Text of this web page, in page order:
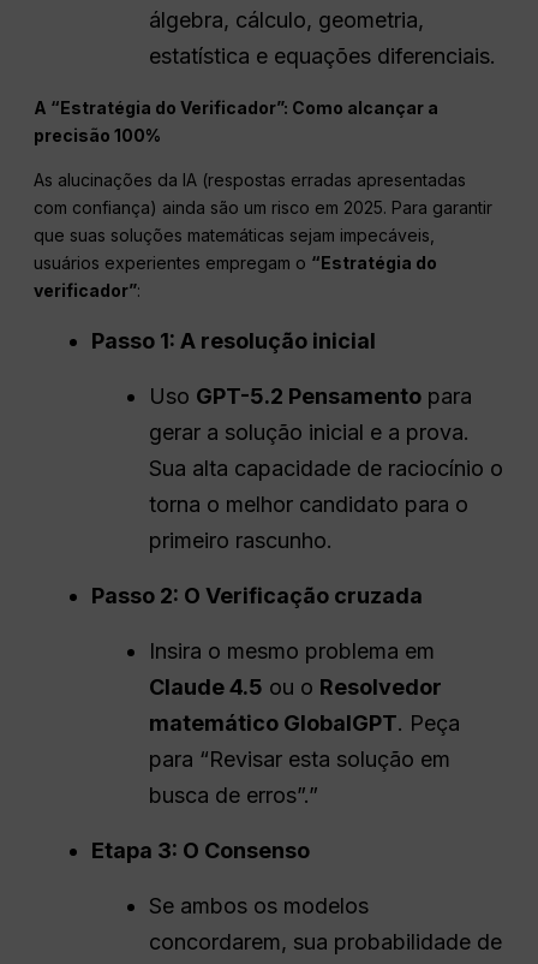
álgebra, cálculo, geometria,
estatística e equações diferenciais.
A “Estratégia do Verificador”: Como alcançar a
precisão 100%
As alucinações da IA (respostas erradas apresentadas
com confiança) ainda são um risco em 2025. Para garantir
que suas soluções matemáticas sejam impecáveis,
usuários experientes empregam o “Estratégia do
verificador”:
Passo 1: A resolução inicial
Uso GPT-5.2 Pensamento para
gerar a solução inicial e a prova.
Sua alta capacidade de raciocínio o
torna o melhor candidato para o
primeiro rascunho.
Passo 2: O Verificação cruzada
Insira o mesmo problema em
Claude 4.5 ou o Resolvedor
matemático GlobalGPT. Peça
para “Revisar esta solução em
busca de erros”.”
Etapa 3: O Consenso
Se ambos os modelos
concordarem, sua probabilidade de